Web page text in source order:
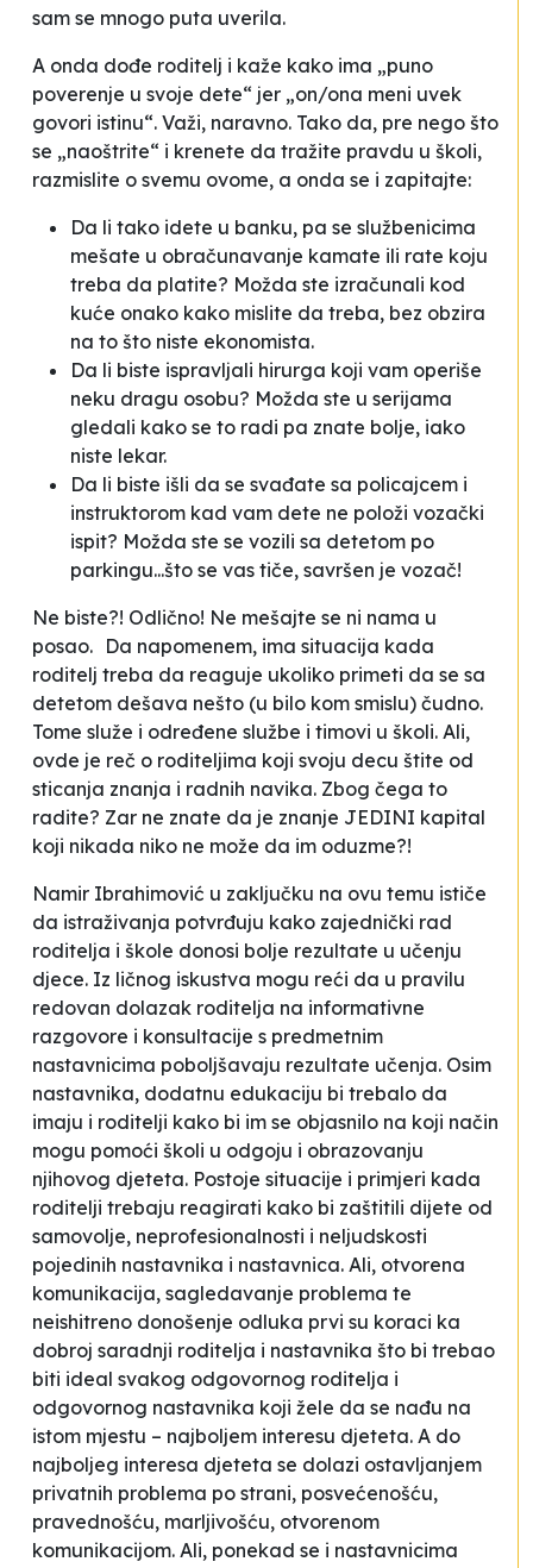
sam se mnogo puta uverila.
A onda dođe roditelj i kaže kako ima „puno
poverenje u svoje dete“ jer „on/ona meni uvek
govori istinu“. Važi, naravno. Tako da, pre nego što
se „naoštrite“ i krenete da tražite pravdu u školi,
razmislite o svemu ovome, a onda se i zapitajte:
Da li tako idete u banku, pa se službenicima
mešate u obračunavanje kamate ili rate koju
treba da platite? Možda ste izračunali kod
kuće onako kako mislite da treba, bez obzira
na to što niste ekonomista.
Da li biste ispravljali hirurga koji vam operiše
neku dragu osobu? Možda ste u serijama
gledali kako se to radi pa znate bolje, iako
niste lekar.
Da li biste išli da se svađate sa policajcem i
instruktorom kad vam dete ne položi vozački
ispit? Možda ste se vozili sa detetom po
parkingu...što se vas tiče, savršen je vozač!
Ne biste?! Odlično! Ne mešajte se ni nama u
posao. Da napomenem, ima situacija kada
roditelj treba da reaguje ukoliko primeti da se sa
detetom dešava nešto (u bilo kom smislu) čudno.
Tome služe i određene službe i timovi u školi. Ali,
ovde je reč o roditeljima koji svoju decu štite od
sticanja znanja i radnih navika. Zbog čega to
radite? Zar ne znate da je znanje JEDINI kapital
koji nikada niko ne može da im oduzme?!
Namir Ibrahimović u zaključku na ovu temu ističe
da istraživanja potvrđuju kako zajednički rad
roditelja i škole donosi bolje rezultate u učenju
djece. Iz ličnog iskustva mogu reći da u pravilu
redovan dolazak roditelja na informativne
razgovore i konsultacije s predmetnim
nastavnicima poboljšavaju rezultate učenja. Osim
nastavnika, dodatnu edukaciju bi trebalo da
imaju i roditelji kako bi im se objasnilo na koji način
mogu pomoći školi u odgoju i obrazovanju
njihovog djeteta. Postoje situacije i primjeri kada
roditelji trebaju reagirati kako bi zaštitili dijete od
samovolje, neprofesionalnosti i neljudskosti
pojedinih nastavnika i nastavnica. Ali, otvorena
komunikacija, sagledavanje problema te
neishitreno donošenje odluka prvi su koraci ka
dobroj saradnji roditelja i nastavnika što bi trebao
biti ideal svakog odgovornog roditelja i
odgovornog nastavnika koji žele da se nađu na
istom mjestu – najboljem interesu djeteta. A do
najboljeg interesa djeteta se dolazi ostavljanjem
privatnih problema po strani, posvećenošću,
pravednošću, marljivošću, otvorenom
komunikacijom. Ali, ponekad se i nastavnicima